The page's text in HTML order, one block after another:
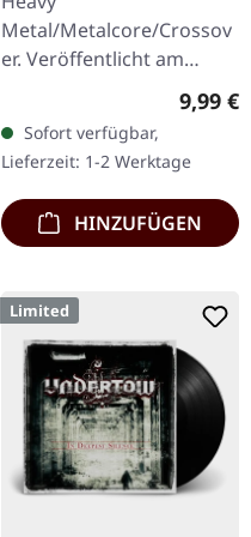
Metal/Metalcore/Crossov
er. Veröffentlicht am
08.02.2008, auf Supreme
Chaos Records. CD im
Jewelcase mit 12-seitigem
Booklet. Subterfuge
Carver…
9,99 €
Sofort verfügbar,
Lieferzeit: 1-2 Werktage
HINZUFÜGEN
Limited